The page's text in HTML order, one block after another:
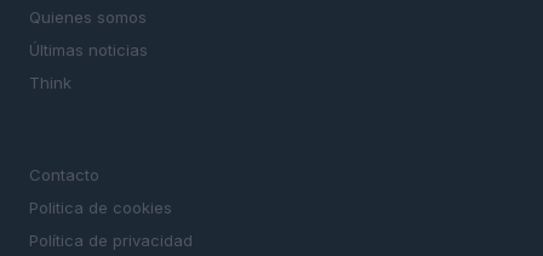
Quienes somos
Últimas noticias
Think
Contacto
Politica de cookies
Política de privacidad